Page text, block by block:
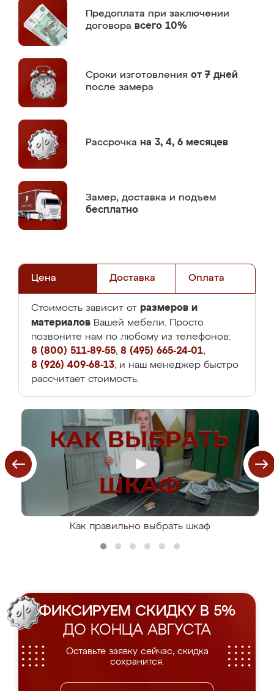
Предоплата при заключении
договора всего 10%
Сроки изготовления от 7 дней
после замера
Рассрочка на 3, 4, 6 месяцев
Замер, доставка и подъем
бесплатно
Цена Доставка Оплата
Стоимость зависит от размеров и
материалов Вашей мебели. Просто
позвоните нам по любому из телефонов:
8 (800) 511-89-55, 8 (495) 665-24-01,
8 (926) 409-68-13, и наш менеджер быстро
рассчитает стоимость.
Как правильно выбрать шкаф
ФИКСИРУЕМ СКИДКУ В 5%
ДО КОНЦА АВГУСТА
Оставьте заявку сейчас, скидка
сохранится.